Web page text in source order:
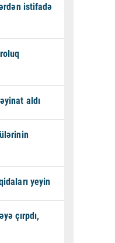
istifadə
aldı
yeyin
çırpdı,